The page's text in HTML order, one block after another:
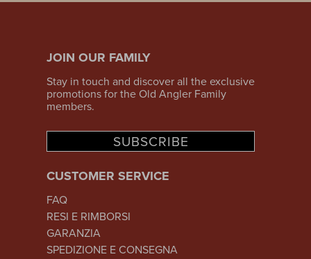
JOIN OUR FAMILY
Stay in touch and discover all the exclusive
promotions for the Old Angler Family
members.
SUBSCRIBE
CUSTOMER SERVICE
FAQ
RESI E RIMBORSI
GARANZIA
SPEDIZIONE E CONSEGNA